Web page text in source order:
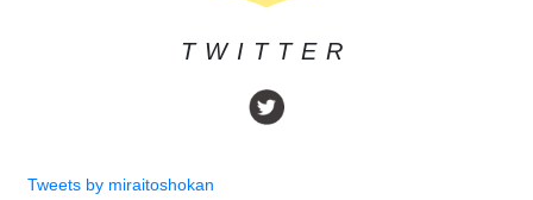
TWITTER
Tweets by miraitoshokan